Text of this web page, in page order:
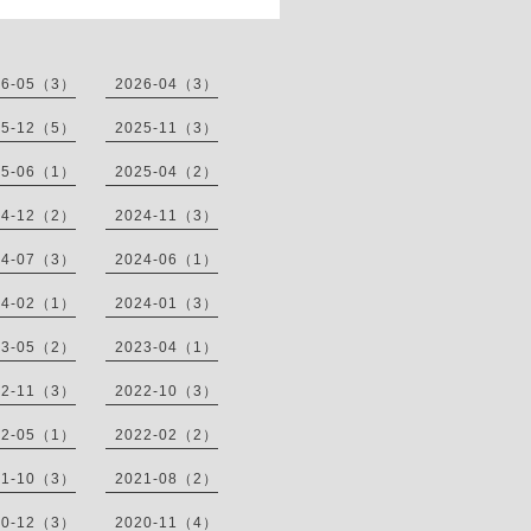
05（3） 2026-04（3）
12（5） 2025-11（3）
06（1） 2025-04（2）
12（2） 2024-11（3）
07（3） 2024-06（1）
02（1） 2024-01（3）
05（2） 2023-04（1）
11（3） 2022-10（3）
05（1） 2022-02（2）
10（3） 2021-08（2）
12（3） 2020-11（4）